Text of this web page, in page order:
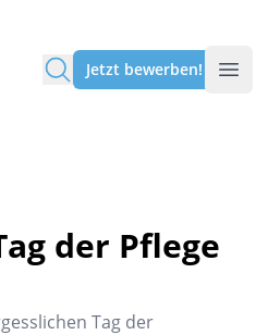
Jetzt bewerben!
der Pflege
Tag der